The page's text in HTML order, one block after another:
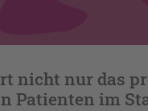
nicht nur das
Patienten im